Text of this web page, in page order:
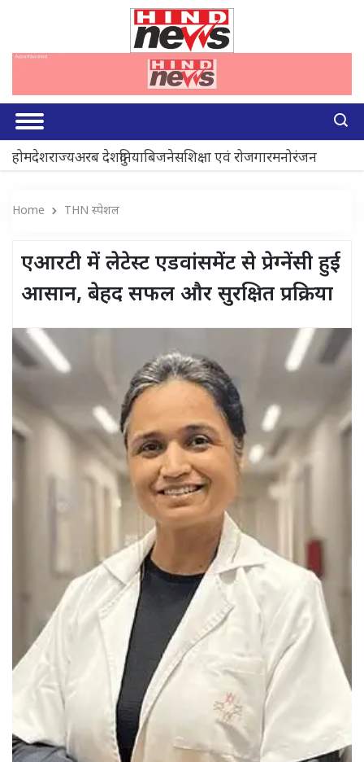
होमदेशराज्यअरब देशदुनियाबिजनेसशिक्षा एवं रोजगारमनोरंजन
Home THN स्पेशल
एआरटी में लेटेस्ट एडवांसमेंट से प्रेग्नेंसी हुई
आसान, बेहद सफल और सुरक्षित प्रक्रिया